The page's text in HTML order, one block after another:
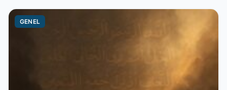
GENEL